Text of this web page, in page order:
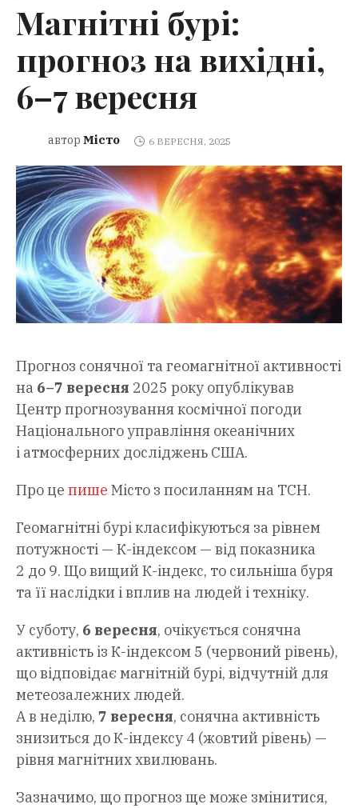
Магнітні бурі:
прогноз на вихідні,
6–7 вересня
автор Місто 6 ВЕРЕСНЯ, 2025
Прогноз сонячної та геомагнітної активності
на 6–7 вересня 2025 року опублікував
Центр прогнозування космічної погоди
Національного управління океанічних
і атмосферних досліджень США.
Про це пише Місто з посиланням на ТСН.
Геомагнітні бурі класифікуються за рівнем
потужності — К-індексом — від показника
2 до 9. Що вищий К-індекс, то сильніша буря
та її наслідки і вплив на людей і техніку.
У суботу, 6 вересня, очікується сонячна
активність із К-індексом 5 (червоний рівень),
що відповідає магнітній бурі, відчутній для
метеозалежних людей.
А в неділю, 7 вересня, сонячна активність
знизиться до К-індексу 4 (жовтий рівень) —
рівня магнітних хвилювань.
Зазначимо, що прогноз ще може змінитися,